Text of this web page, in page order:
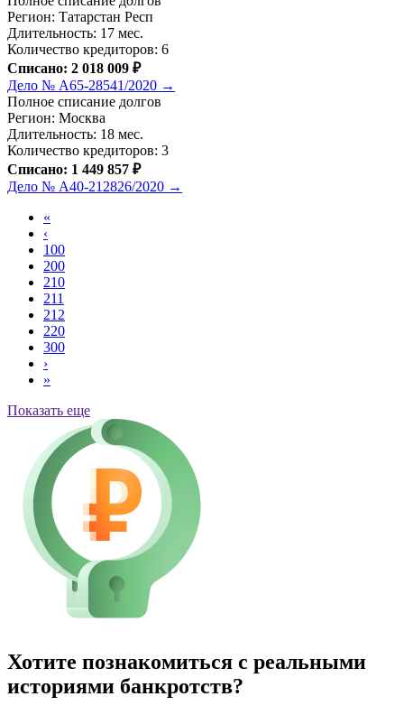
Регион: Татарстан Респ
Длительность: 17 мес.
Количество кредиторов: 6
Списано: 2 018 009 ₽
Дело № А65-28541/2020 →
Полное списание долгов
Регион: Москва
Длительность: 18 мес.
Количество кредиторов: 3
Списано: 1 449 857 ₽
Дело № А40-212826/2020 →
«
‹
100
200
210
211
212
220
300
›
»
Показать еще
Хотите познакомиться с реальными
историями банкротств?